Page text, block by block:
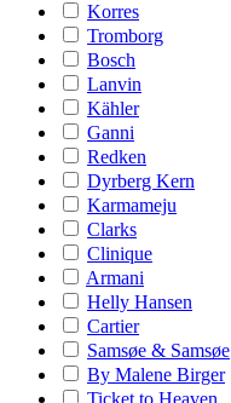
Korres
Tromborg
Bosch
Lanvin
Kähler
Ganni
Redken
Dyrberg Kern
Karmameju
Clarks
Clinique
Armani
Helly Hansen
Cartier
Samsøe & Samsøe
By Malene Birger
Ticket to Heaven